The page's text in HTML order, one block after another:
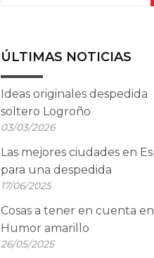
ÚLTIMAS NOTICIAS
Ideas originales despedida
soltero Logroño
03/03/2026
Las mejores ciudades en
para una despedida
17/06/2025
Cosas a tener en cuenta en
Humor amarillo
26/05/2025